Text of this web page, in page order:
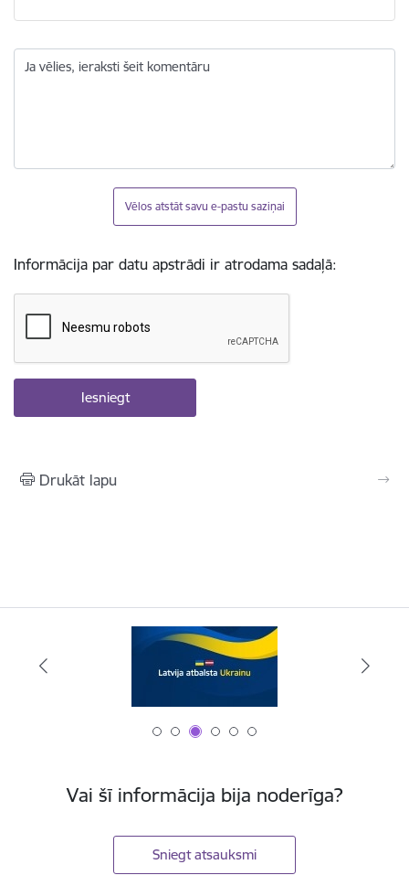
Ja vēlies, ieraksti šeit komentāru
Vēlos atstāt savu e-pastu saziņai
Informācija par datu apstrādi ir atrodama sadaļā:
Drukāt lapu
Vai šī informācija bija noderīga?
Sniegt atsauksmi